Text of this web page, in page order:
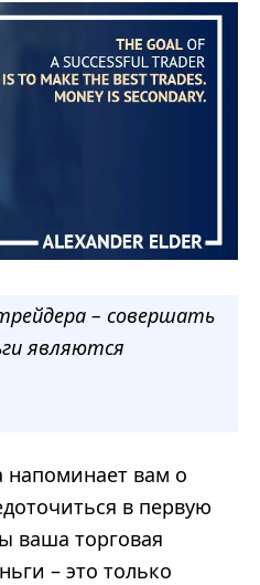
– совершать
являются
напоминает вам о
в первую
ваша торговая
– это только